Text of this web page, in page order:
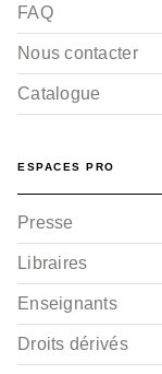
FAQ
Nous contacter
Catalogue
ESPACES PRO
Presse
Libraires
Enseignants
Droits dérivés